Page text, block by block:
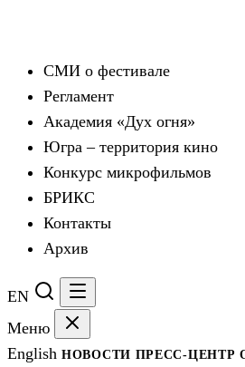
СМИ о фестивале
Регламент
Академия «Дух огня»
Югра – территория кино
Конкурс микрофильмов
БРИКС
Контакты
Архив
EN
Меню
English НОВОСТИ ПРЕСС-ЦЕНТР